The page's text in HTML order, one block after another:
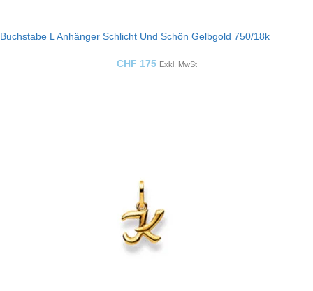
Buchstabe L Anhänger Schlicht Und Schön Gelbgold 750/18k
CHF 175 Exkl. MwSt